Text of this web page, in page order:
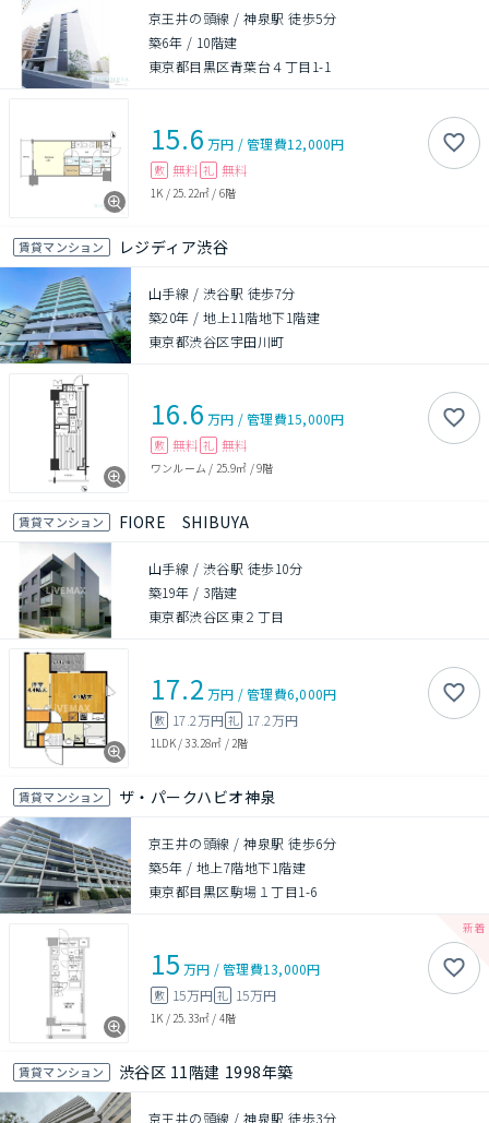
京王井の頭線 / 神泉駅 徒歩5分
築6年 / 10階建
東京都目黒区青葉台４丁目1-1
15.6 万円 /管理費12,000円
敷 無料 礼 無料
1K / 25.22㎡ / 6階
賃貸マンション レジディア渋谷
山手線 / 渋谷駅 徒歩7分
築20年 /地上11階地下1階建
東京都渋谷区宇田川町
16.6 万円 /管理費15,000円
敷 無料 礼 無料
ワンルーム / 25.9㎡ /9階
賃貸マンション FIORE SHIBUYA
山手線 / 渋谷駅 徒歩10分
築19年 / 3階建
東京都渋谷区東２丁目
17.2 万円 /管理費6,000円
敷 17.2万円 礼 17.2万円
1LDK/33.28㎡ / 2階
賃貸マンション ザ・パークハビオ神泉
京王井の頭線 / 神泉駅 徒歩6分
築5年 / 地上7階地下1階建
東京都目黒区駒場１丁目1-6
15 万円 /管理費13,000円
敷 15万円 礼 15万円
1K / 25.33㎡ / 4階
賃貸マンション 渋谷区 11階建 1998年築
京王井の頭線 / 神泉駅 徒歩3分